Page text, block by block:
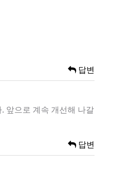
답변
앞으로 계속 개선해 나갈
답변